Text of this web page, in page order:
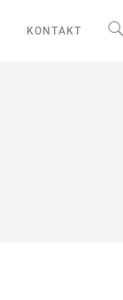
KONTAKT